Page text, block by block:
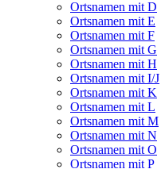
Ortsnamen mit D
Ortsnamen mit E
Ortsnamen mit F
Ortsnamen mit G
Ortsnamen mit H
Ortsnamen mit I/J
Ortsnamen mit K
Ortsnamen mit L
Ortsnamen mit M
Ortsnamen mit N
Ortsnamen mit O
Ortsnamen mit P